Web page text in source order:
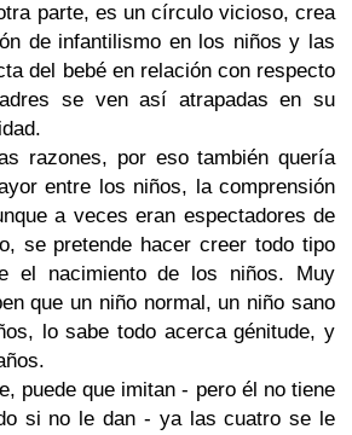
parte, es un círculo vicioso, crea
de infantilismo en los niños y las
del bebé en relación con respecto
se ven así atrapadas en su
razones, por eso también quería
entre los niños, la comprensión
a veces eran espectadores de
se pretende hacer creer todo tipo
el nacimiento de los niños. Muy
que un niño normal, un niño sano
lo sabe todo acerca génitude, y
puede que imitan - pero él no tiene
si no le dan - ya las cuatro se le